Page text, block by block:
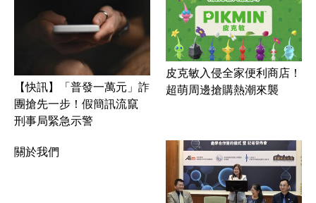
【快訊】「普發一萬元」詐
團搶先一步！假簡訊流竄
刑事局緊急示警
皮克敏入侵全家便利商店！
超萌周邊搶購熱潮來襲
關於我們